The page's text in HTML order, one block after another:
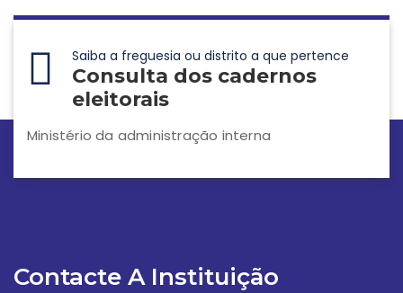
Saiba a freguesia ou distrito a que pertence
Consulta dos cadernos
eleitorais
Ministério da administração interna
Contacte A Instituição